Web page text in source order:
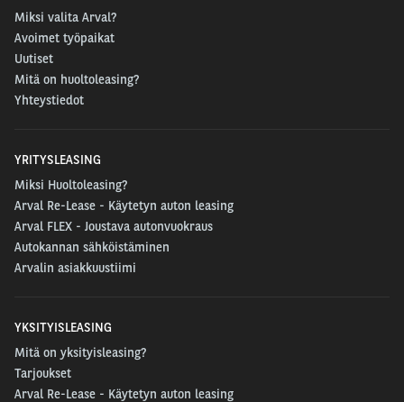
Miksi valita Arval?
Avoimet työpaikat
Uutiset
Mitä on huoltoleasing?
Yhteystiedot
YRITYSLEASING
Miksi Huoltoleasing?
Arval Re-Lease - Käytetyn auton leasing
Arval FLEX - Joustava autonvuokraus
Autokannan sähköistäminen
Arvalin asiakkuustiimi
YKSITYISLEASING
Mitä on yksityisleasing?
Tarjoukset
Arval Re-Lease - Käytetyn auton leasing